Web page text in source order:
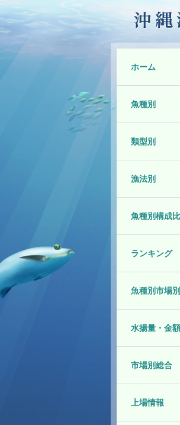
ホーム
魚種別
類型別
漁法別
魚種別構成比
ランキング
魚種別市場別
水揚量・金
市場別総合
上場情報